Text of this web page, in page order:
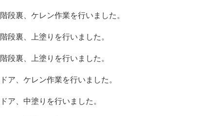
階段裏、ケレン作業を行いました。
階段裏、上塗りを行いました。
階段裏、上塗りを行いました。
ドア、ケレン作業を行いました。
ドア、中塗りを行いました。